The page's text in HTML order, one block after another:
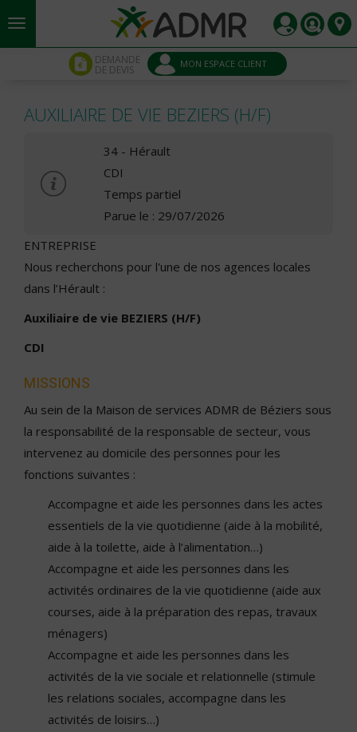
Aller au contenu principal
DEMANDE
DE DEVIS MON ESPACE CLIENT
AUXILIAIRE DE VIE BEZIERS (H/F)
34 - Hérault
CDI
Temps partiel
Parue le : 29/07/2026
ENTREPRISE
Nous recherchons pour l'une de nos agences locales
dans l’Hérault :
Auxiliaire de vie BEZIERS (H/F)
CDI
MISSIONS
Au sein de la Maison de services ADMR de Béziers sous
la responsabilité de la responsable de secteur, vous
intervenez au domicile des personnes pour les
fonctions suivantes :
Accompagne et aide les personnes dans les actes
essentiels de la vie quotidienne (aide à la mobilité,
aide à la toilette, aide à l’alimentation…)
Accompagne et aide les personnes dans les
activités ordinaires de la vie quotidienne (aide aux
courses, aide à la préparation des repas, travaux
ménagers)
Accompagne et aide les personnes dans les
activités de la vie sociale et relationnelle (stimule
les relations sociales, accompagne dans les
activités de loisirs…)
Panneau de gestion des cookies